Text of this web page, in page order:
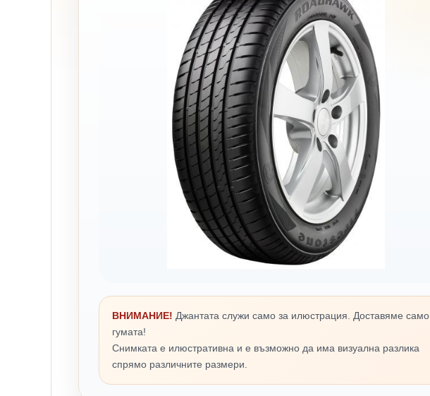
ВНИМАНИЕ! Джантата служи само за илюстрация. Доставяме само
гумата!
Снимката е илюстративна и е възможно да има визуална разлика
спрямо различните размери.